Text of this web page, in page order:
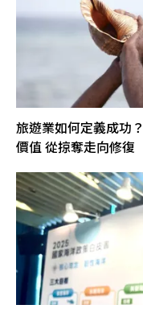
旅遊業如何定義成功
價值 從掠奪走向修復